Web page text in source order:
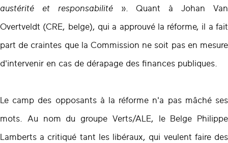
austérité et responsabilité». Quant à Johan Van
Overtveldt (CRE, belge), qui a approuvé la réforme, il a fait
part de craintes que la Commission ne soit pas en mesure
d'intervenir en cas de dérapage des finances publiques.
Le camp des opposants à la réforme n'a pas mâché ses
mots. Au nom du groupe Verts/ALE, le Belge Philippe
Lamberts a critiqué tant les libéraux, qui veulent faire des